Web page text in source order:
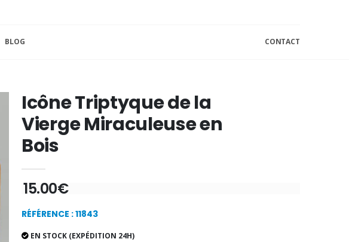
BLOG CONTACT
Icône Triptyque de la
Vierge Miraculeuse en
Bois
15.00€
RÉFÉRENCE : 11843
EN STOCK (EXPÉDITION 24H)